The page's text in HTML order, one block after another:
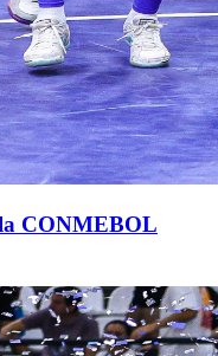
la CONMEBOL